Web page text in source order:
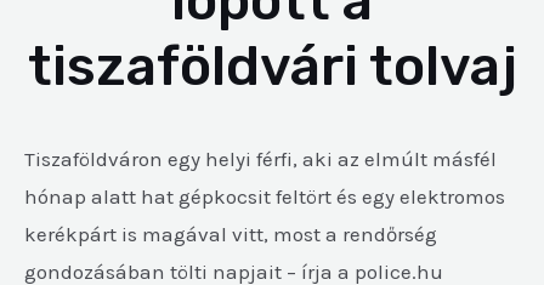
tiszaföldvári tolvaj
Tiszaföldváron egy helyi férfi, aki az elmúlt másfél
hónap alatt hat gépkocsit feltört és egy elektromos
kerékpárt is magával vitt, most a rendőrség
gondozásában tölti napjait – írja a police.hu